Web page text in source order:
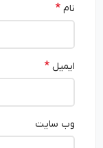
ایمیل*
وب‌ سایت